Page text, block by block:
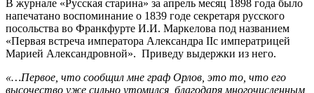
В журнале «Русская старина» за апрель месяц 1898 года было
напечатано воспоминание о 1839 годе секретаря русского
посольства во Франкфурте И.И. Маркелова под названием
«Первая встреча императора Александра IIс императрицей
Марией Александровной». Приведу выдержки из него.
«…Первое, что сообщил мне граф Орлов, это то, что его
высочество уже сильно утомился, благодаря многочисленным